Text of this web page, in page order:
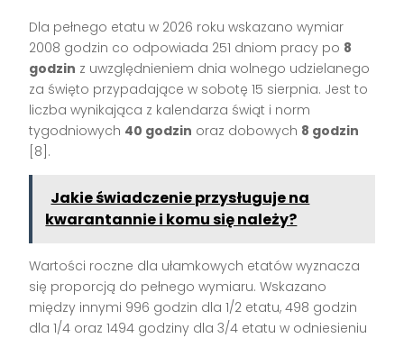
Dla pełnego etatu w 2026 roku wskazano wymiar
2008 godzin co odpowiada 251 dniom pracy po 8
godzin z uwzględnieniem dnia wolnego udzielanego
za święto przypadające w sobotę 15 sierpnia. Jest to
liczba wynikająca z kalendarza świąt i norm
tygodniowych 40 godzin oraz dobowych 8 godzin
[8].
Jakie świadczenie przysługuje na
kwarantannie i komu się należy?
Wartości roczne dla ułamkowych etatów wyznacza
się proporcją do pełnego wymiaru. Wskazano
między innymi 996 godzin dla 1/2 etatu, 498 godzin
dla 1/4 oraz 1494 godziny dla 3/4 etatu w odniesieniu